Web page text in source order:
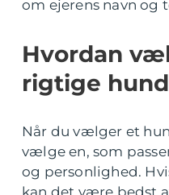
om ejerens navn og
Hvordan
rigtige
Når du vælger et
vælge en, som
og personlighed.
kan det være bedst